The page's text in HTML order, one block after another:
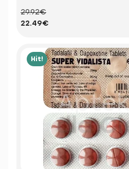
29.92€
22.49€
Hit!